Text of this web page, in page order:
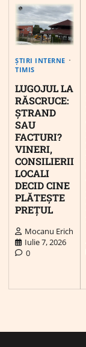
ȘTIRI INTERNE
TIMIS
LUGOJUL LA
RĂSCRUCE:
ȘTRAND
SAU
FACTURI?
VINERI,
CONSILIERII
LOCALI
DECID CINE
PLĂTEȘTE
PREȚUL
Mocanu Erich
Iulie 7, 2026
0